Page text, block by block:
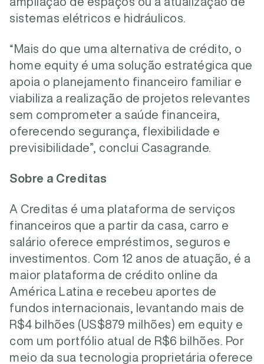
sistemas elétricos e hidráulicos.
“Mais do que uma alternativa de crédito, o
home equity é uma solução estratégica que
apoia o planejamento financeiro familiar e
viabiliza a realização de projetos relevantes
sem comprometer a saúde financeira,
oferecendo segurança, flexibilidade e
previsibilidade”, conclui Casagrande.
Sobre a Creditas
A Creditas é uma plataforma de serviços
financeiros que a partir da casa, carro e
salário oferece empréstimos, seguros e
investimentos. Com 12 anos de atuação, é a
maior plataforma de crédito online da
América Latina e recebeu aportes de
fundos internacionais, levantando mais de
R$4 bilhões (US$879 milhões) em equity e
com um portfólio atual de R$6 bilhões. Por
meio da sua tecnologia proprietária oferece